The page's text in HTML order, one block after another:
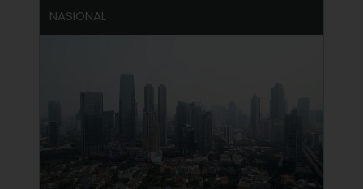
NASIONAL